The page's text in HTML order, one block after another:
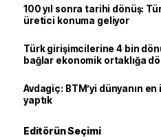
100 yıl sonra tarihi dönüş:
üretici konuma geliyor
Türk girişimcilerine 4 bin
bağlar ekonomik ortaklığa
Avdagiç: BTM’yi dünyanın
yaptık
Editörün Seçimi